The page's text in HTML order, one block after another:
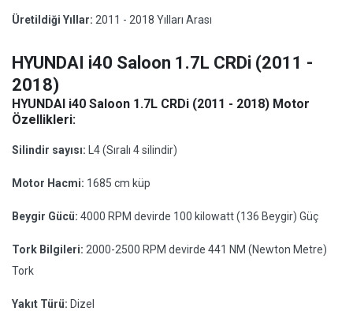
Üretildiği Yıllar: 2011 - 2018 Yılları Arası
HYUNDAI i40 Saloon 1.7L CRDi (2011 -
2018)
HYUNDAI i40 Saloon 1.7L CRDi (2011 - 2018) Motor
Özellikleri:
Silindir sayısı: L4 (Sıralı 4 silindir)
Motor Hacmi: 1685 cm küp
Beygir Gücü: 4000 RPM devirde 100 kilowatt (136 Beygir) Güç
Tork Bilgileri: 2000-2500 RPM devirde 441 NM (Newton Metre)
Tork
Yakıt Türü: Dizel